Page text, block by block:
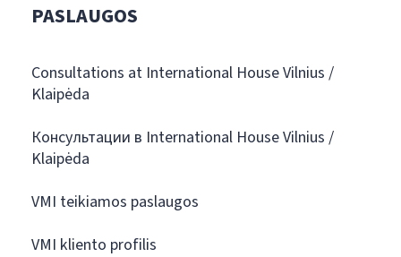
PASLAUGOS
Consultations at International House Vilnius /
Klaipėda
Консультации в International House Vilnius /
Klaipėda
VMI teikiamos paslaugos
VMI kliento profilis